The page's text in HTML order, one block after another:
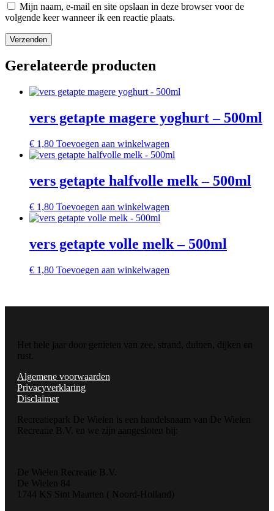
Mijn naam, e-mail en site opslaan in deze browser voor de
volgende keer wanneer ik een reactie plaats.
Gerelateerde producten
vers getapte magere yoghurt – 500ml
€ 1,80 Toevoegen aan winkelwagen
vers getapte halfvolle melk – 500ml
€ 1,80 Toevoegen aan winkelwagen
vers getapte volle melk – 500ml
€ 1,80 Toevoegen aan winkelwagen
Het hele jaar door genieten van zee, strand, duinen, dijken en
rust.
Algemene voorwaarden
Privacyverklaring
Disclaimer
Recreatiepark De Wielen is een handelsnaam van De Wielen
Recreatie B.V. en we zijn aangesloten bij:
De Wielen Recreatie B.V.
De Wielen 84
1744 KS Sint Maarten ( Noord-Holland)